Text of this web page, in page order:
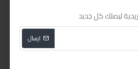
ليصلك كل جديد
ارسال